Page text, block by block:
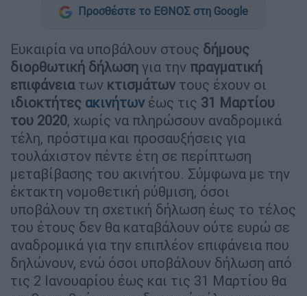
Προσθέστε το ΕΘΝΟΣ στη Google
Ευκαιρία να υποβάλουν στους δήµους
διορθωτική δήλωση για την πραγµατική
επιφάνειατων κτισµάτων τους έχουν οι
ιδιοκτήτες ακινήτων έως τις 31 Μαρτίου
του 2020, χωρίς να πληρώσουν αναδροµικά
τέλη, πρόστιµα και προσαυξήσεις για
τουλάχιστον πέντε έτη σε περίπτωση
µεταβίβασης του ακινήτου. Σύµφωνα µε την
έκτακτη νοµοθετική ρύθµιση, όσοι
υποβάλουν τη σχετική δήλωση έως το τέλος
του έτους δεν θα καταβάλουν ούτε ευρώ σε
αναδροµικά για την επιπλέον επιφάνεια που
δηλώνουν, ενώ όσοι υποβάλουν δήλωση από
τις 2 Ιανουαρίου έως και τις 31 Μαρτίου θα